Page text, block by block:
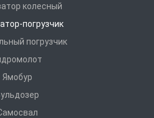
колесный
погрузчик
погрузчик
Ямобур